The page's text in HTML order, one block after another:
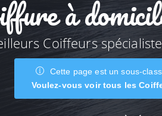
à
Coiffeurs
Cette page est un sous-
Voulez-vous voir tous les